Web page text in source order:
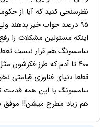
نظرسنجی کنید که آیا از
۹۵ درصد جواب خیر بدهند
اینکه مسئولین مشکلات را
۴۰۰ تا آدم که طرز
قطعا دنیای فناوری
سامسونگ با این همه قدمت
هم زیاد مطرح میشن!! موفق